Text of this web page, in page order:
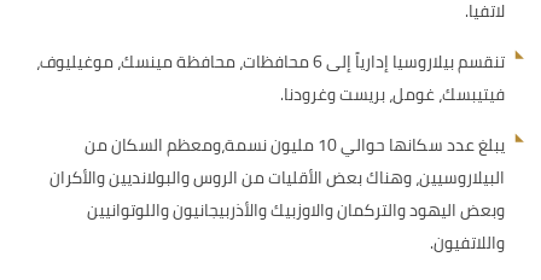
لاتفيا.
تنقسم بيلاروسيا إدارياً إلى 6 محافظات، محافظة مينسك، موغيليوف،
فيتيبسك، غومل، بريست وغرودنا.
يبلغ عدد سكانها حوالي 10 مليون نسمة،ومعظم السكان من
البيلاروسيين، وهناك بعض الأقليات من الروس والبولانديين والأكران
وبعض اليهود والتركمان والاوزبيك والأذربيجانيون واللوتوانيين
واللاتفيون.